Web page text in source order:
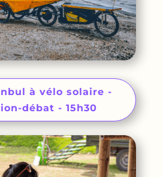
à vélo solaire -
débat - 15h30